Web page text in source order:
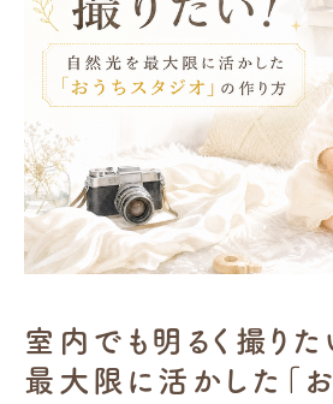
室内でも明るく撮りた
最大限に活かした「